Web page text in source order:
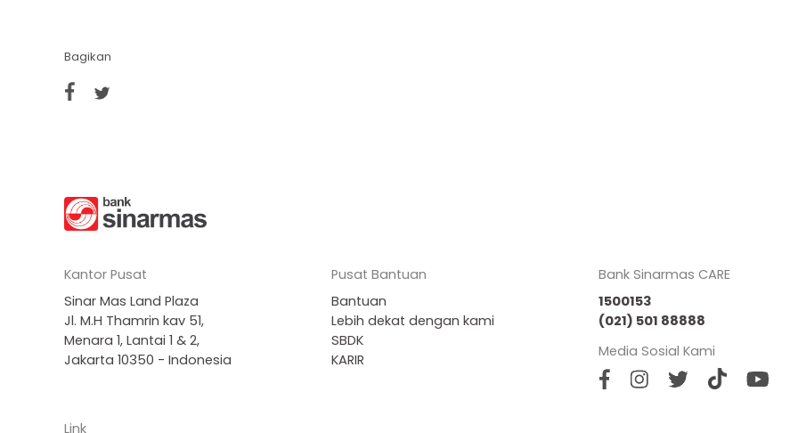
Bagikan
Kantor Pusat
Sinar Mas Land Plaza
Jl. M.H Thamrin kav 51,
Menara 1, Lantai 1 & 2,
Jakarta 10350 - Indonesia
Pusat Bantuan
Bantuan
Lebih dekat dengan kami
SBDK
KARIR
Bank Sinarmas CARE
1500153
(021) 501 88888
Media Sosial Kami
Link